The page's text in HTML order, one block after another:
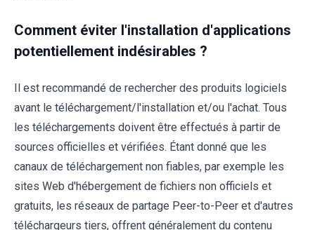
Comment éviter l'installation d'applications
potentiellement indésirables ?
Il est recommandé de rechercher des produits logiciels
avant le téléchargement/l'installation et/ou l'achat. Tous
les téléchargements doivent être effectués à partir de
sources officielles et vérifiées. Étant donné que les
canaux de téléchargement non fiables, par exemple les
sites Web d'hébergement de fichiers non officiels et
gratuits, les réseaux de partage Peer-to-Peer et d'autres
téléchargeurs tiers, offrent généralement du contenu